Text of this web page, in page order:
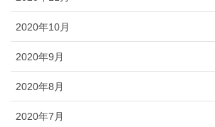
2020年10月
2020年9月
2020年8月
2020年7月